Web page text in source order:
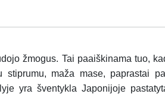
žmogus. Tai pa­aiš­ki­na­ma tuo,
stiprumu, maža mase, paprastai
yra šven­tyk­­la Japonijoje